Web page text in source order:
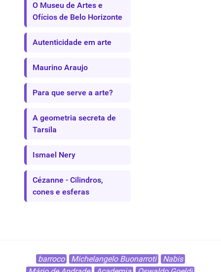
O Museu de Artes e
Ofícios de Belo Horizonte
Autenticidade em arte
Maurino Araujo
Para que serve a arte?
A geometria secreta de
Tarsila
Ismael Nery
Cézanne - Cilindros,
cones e esferas
barroco Michelangelo Buonarroti
Nabis